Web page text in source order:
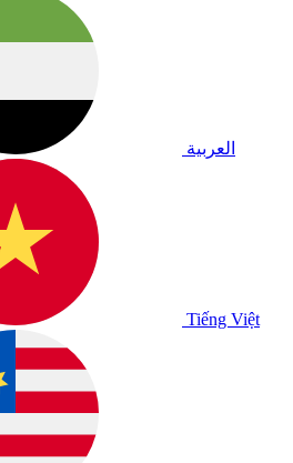
العربية
Tiếng Việt